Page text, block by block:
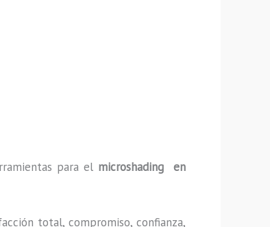
para el microshading en
total, compromiso, confianza,